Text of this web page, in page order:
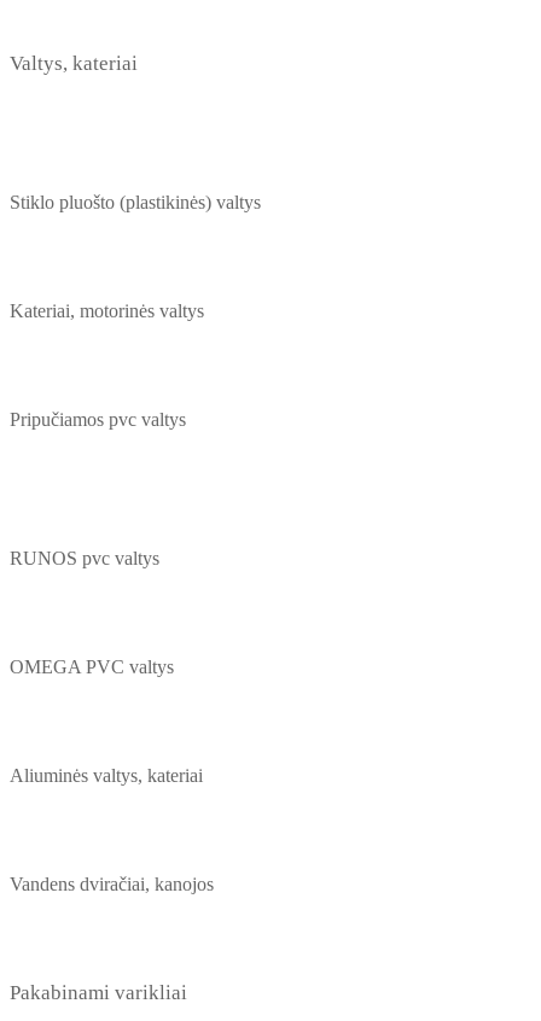
Valtys, kateriai
Stiklo pluošto (plastikinės) valtys
Kateriai, motorinės valtys
Pripučiamos pvc valtys
RUNOS pvc valtys
OMEGA PVC valtys
Aliuminės valtys, kateriai
Vandens dviračiai, kanojos
Pakabinami varikliai